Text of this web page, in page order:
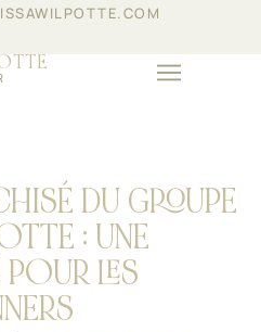
DU GROUPE
: UNE
LES